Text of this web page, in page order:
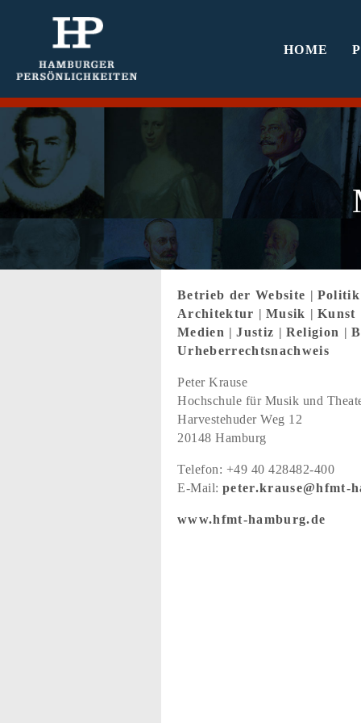
HOME
Betrieb der Website |
Architektur | Musik | Kunst
Medien |Justiz | Religion |
Urheberrechtsnachweis
Peter Krause
Hochschule für Musik und
Harvestehuder Weg 12
20148 Hamburg
Telefon: +49 40 428482-400
E-Mail: peter.krause@hfmt-
www.hfmt-hamburg.de